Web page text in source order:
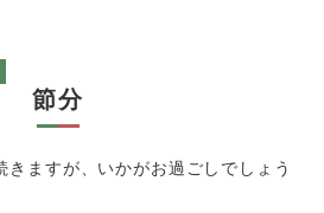
節分
きますが、いかがお過ごしでしょう